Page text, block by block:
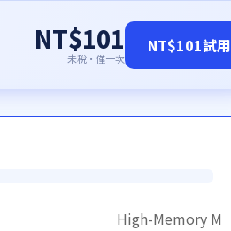
NT$101
未稅·僅一次
NT$101試用
High-Memory M